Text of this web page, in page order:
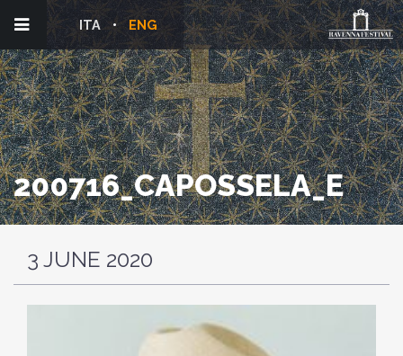
ENG
ITA
200716_CAPOSSELA_E
3 JUNE 2020